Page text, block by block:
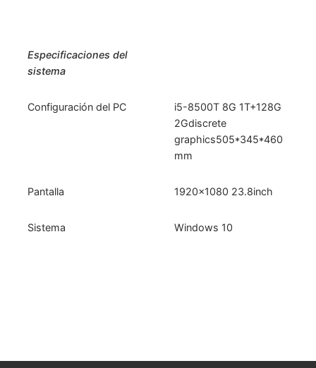
Especificaciones del
sistema
Configuración del PC
i5-8500T 8G 1T+128G
2Gdiscrete
graphics505*345*460
mm
Pantalla 1920×1080 23.8inch
Sistema Windows 10